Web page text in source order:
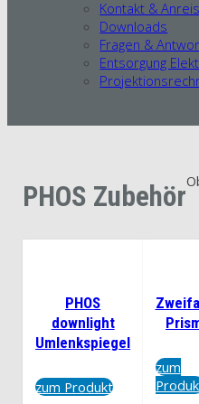
Kontakt &
Downloads
Fragen &
Entsorgung
PHOS Zubehör
PHOS
downlight
Umlenkspiegel
zum Produkt
zum